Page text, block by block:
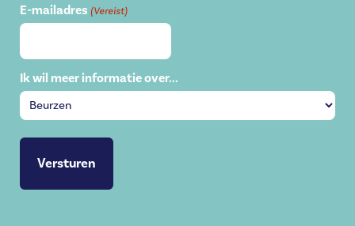
E-mailadres (Vereist)
Ik wil meer informatie over...